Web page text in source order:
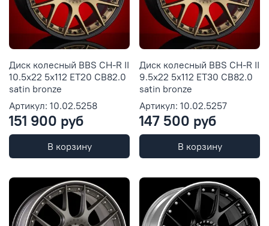
Диск колесный BBS CH-R II
10.5x22 5x112 ET20 CB82.0
satin bronze
Артикул: 10.02.5258
151 900 руб
В корзину
Диск колесный BBS CH-R II
9.5x22 5x112 ET30 CB82.0
satin bronze
Артикул: 10.02.5257
147 500 руб
В корзину